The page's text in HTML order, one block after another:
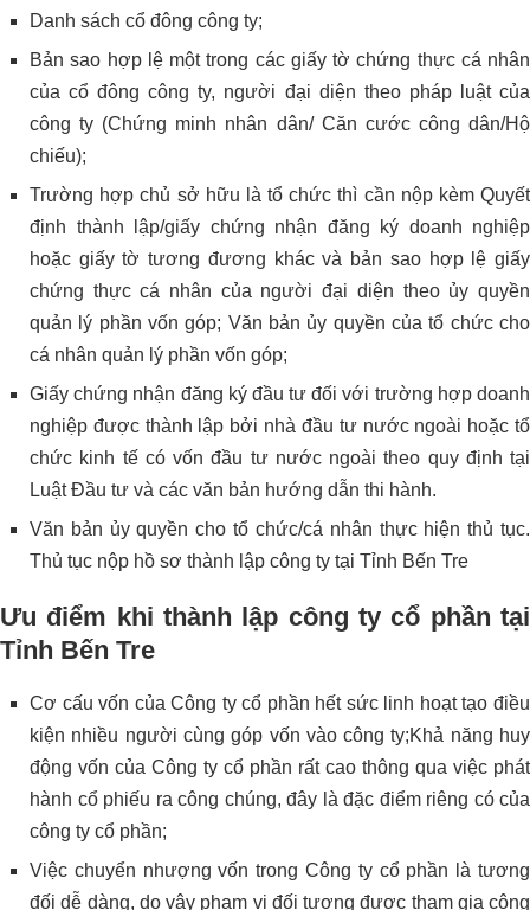
Danh sách cổ đông công ty;
Bản sao hợp lệ một trong các giấy tờ chứng thực cá nhân
của cổ đông công ty, người đại diện theo pháp luật của
công ty (Chứng minh nhân dân/ Căn cước công dân/Hộ
chiếu);
Trường hợp chủ sở hữu là tổ chức thì cần nộp kèm Quyết
định thành lập/giấy chứng nhận đăng ký doanh nghiệp
hoặc giấy tờ tương đương khác và bản sao hợp lệ giấy
chứng thực cá nhân của người đại diện theo ủy quyền
quản lý phần vốn góp; Văn bản ủy quyền của tổ chức cho
cá nhân quản lý phần vốn góp;
Giấy chứng nhận đăng ký đầu tư đối với trường hợp doanh
nghiệp được thành lập bởi nhà đầu tư nước ngoài hoặc tổ
chức kinh tế có vốn đầu tư nước ngoài theo quy định tại
Luật Đầu tư và các văn bản hướng dẫn thi hành.
Văn bản ủy quyền cho tổ chức/cá nhân thực hiện thủ tục.
Thủ tục nộp hồ sơ thành lập công ty tại Tỉnh Bến Tre
Ưu điểm khi thành lập công ty cổ phần tại
Tỉnh Bến Tre
Cơ cấu vốn của Công ty cổ phần hết sức linh hoạt tạo điều
kiện nhiều người cùng góp vốn vào công ty;Khả năng huy
động vốn của Công ty cổ phần rất cao thông qua việc phát
hành cổ phiếu ra công chúng, đây là đặc điểm riêng có của
công ty cổ phần;
Việc chuyển nhượng vốn trong Công ty cổ phần là tương
đối dễ dàng, do vậy phạm vi đối tượng được tham gia công